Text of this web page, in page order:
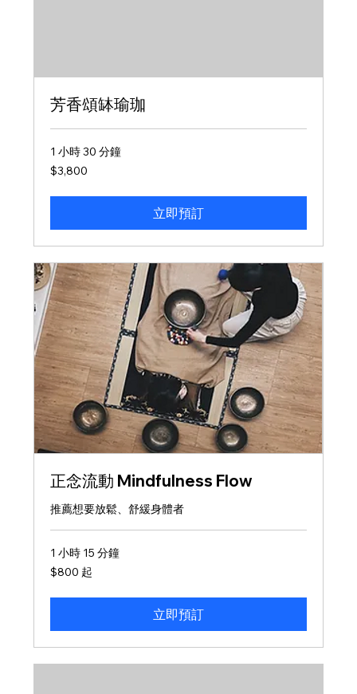
芳香頌缽瑜珈
1 小時 30 分鐘
3,800
新
幣
$3,800
立即預訂
正念流動 Mindfulness Flow
推薦想要放鬆、舒緩身體者
1 小時 15 分鐘
800
新
幣
$800 起
立即預訂